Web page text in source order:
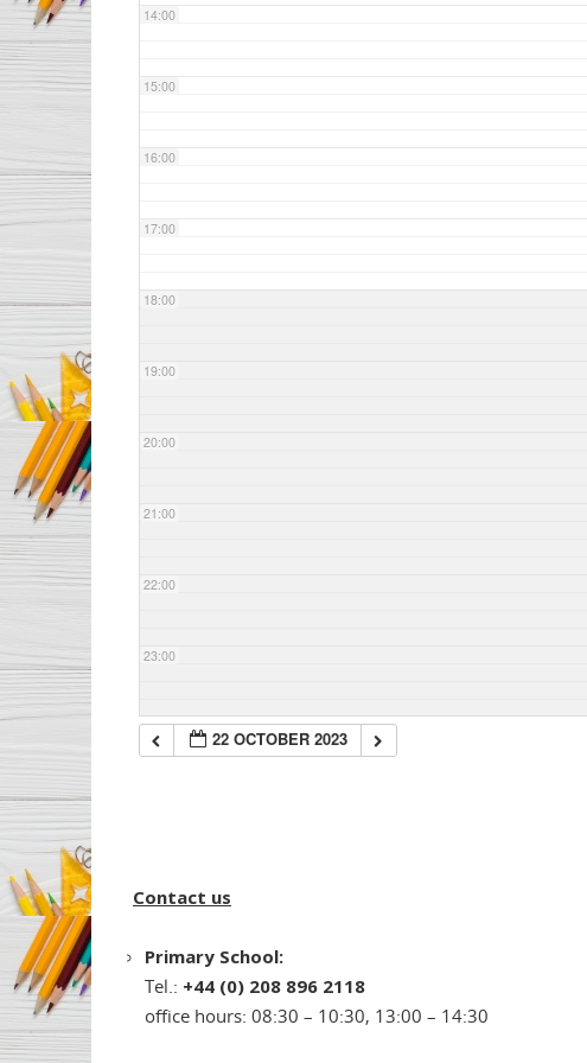
14:00
15:00
16:00
17:00
18:00
19:00
20:00
21:00
22:00
23:00
22 OCTOBER 2023
Contact us
Primary School:
Tel.: +44 (0) 208 896 2118
office hours: 08:30 – 10:30, 13:00 – 14:30